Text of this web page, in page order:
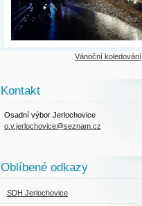
Vánoční koledování
Kontakt
Osadní výbor Jerlochovice
o.v.jerlochovice@seznam.cz
Oblíbené odkazy
SDH Jerlochovice